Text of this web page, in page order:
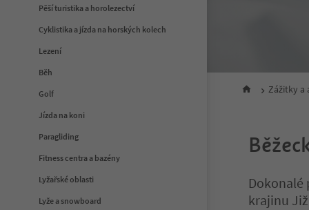
Pěší turistika a horolezectví
Cyklistika a jízda na horských kolech
Lezení
Běh
Golf
Jízda na koni
Paragliding
Fitness centra a bazény
Lyžařské oblasti
Lyže a snowboard
Zážitky a
Dokonalé
krajinu